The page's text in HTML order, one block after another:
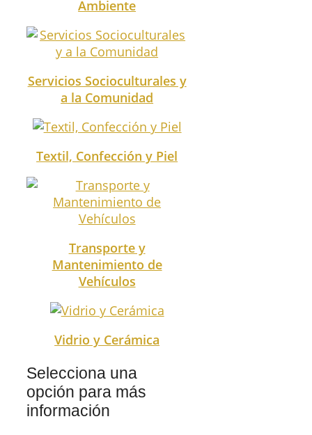
Ambiente
Servicios Socioculturales y
a la Comunidad
Textil, Confección y Piel
Transporte y
Mantenimiento de
Vehículos
Vidrio y Cerámica
Selecciona una
opción para más
información